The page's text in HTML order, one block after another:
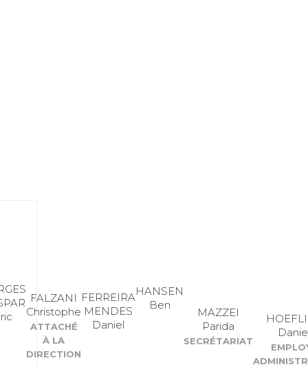
FALZANI
Christophe
ATTACHÉ
À LA
DIRECTION
FERREIRA
MENDES
Daniel
HANSEN
Ben
MAZZEI
Parida
SECRÉTARIAT